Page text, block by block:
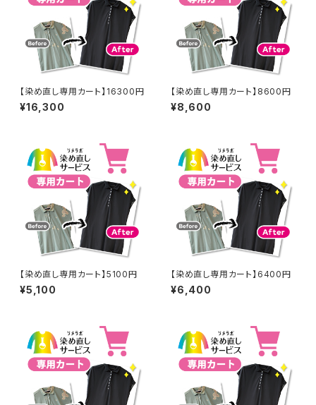
【染め直し専用カート】16300円
¥16,300
【染め直し専用カート】8600円
¥8,600
【染め直し専用カート】5100円
¥5,100
【染め直し専用カート】6400円
¥6,400